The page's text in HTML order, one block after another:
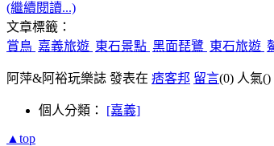
(繼續閱讀...)
文章標籤：
賞鳥 嘉義旅遊 東石景點 黑面琵鷺 東石旅遊
阿萍&阿裕玩樂誌 發表在 痞客邦 留言(0) 人氣()
個人分類： [嘉義]
▲top